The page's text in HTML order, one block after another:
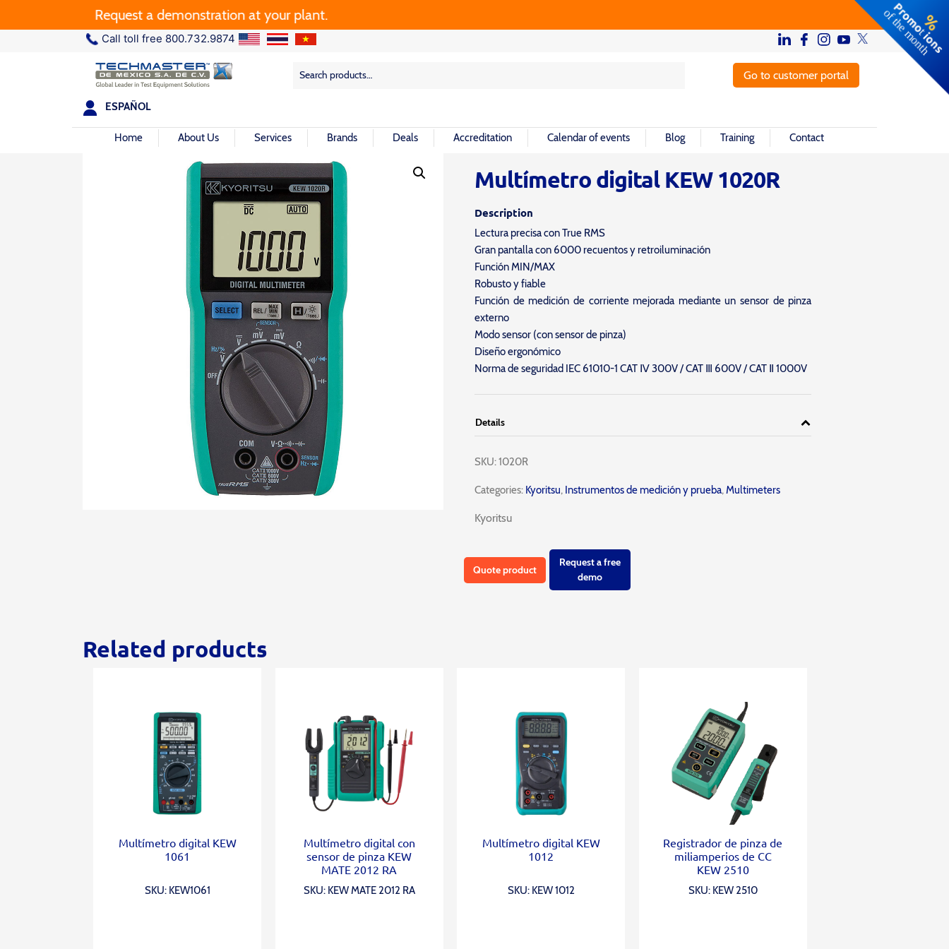
Request a demonstration at your plant.
Call toll free 800.732.9874
Search
Search Go to customer portal
ESPAÑOL
Home About Us Services Brands Deals Accreditation Calendar of events Blog Training Contact
Multímetro digital KEW 1020R
Description
Lectura precisa con True RMS
Gran pantalla con 6000 recuentos y retroiluminación
Función MIN/MAX
Robusto y fiable
Función de medición de corriente mejorada mediante un sensor de pinza
externo
Modo sensor (con sensor de pinza)
Diseño ergonómico
Norma de seguridad IEC 61010-1 CAT Ⅳ 300V / CAT Ⅲ 600V / CAT Ⅱ 1000V
Details
SKU:1020R
Categories:Kyoritsu, Instrumentos de medición y prueba,Multimeters
Kyoritsu
Quote product
Request a free
demo
Related products
Multímetro digital KEW
1061
SKU: KEW1061
Multímetro digital con
sensor de pinza KEW
MATE 2012 RA
SKU: KEW MATE 2012 RA
Multímetro digital KEW
1012
SKU: KEW 1012
Registrador de pinza de
miliamperios de CC
KEW 2510
SKU: KEW 2510